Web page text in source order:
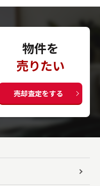
物件を
売りたい
売却査定をする